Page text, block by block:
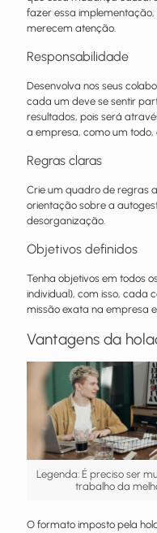
fazer essa
merecem atenção.
Responsabilidade
Desenvolva nos seus
cada um deve se sentir
resultados, pois será
a empresa, como um todo,
Regras claras
Crie um quadro de regras
orientação sobre a
desorganização.
Objetivos definidos
Tenha objetivos em todos
individual), com isso, cada
missão exata na empresa
Vantagens da
Legenda: É preciso ser
trabalho da
O formato imposto pela